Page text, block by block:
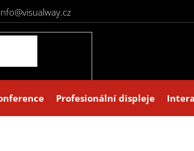
info@visualway.cz
Profesionální displeje